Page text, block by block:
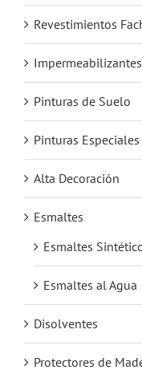
Revestimientos
Impermeabilizantes
Pinturas de Suelo
Pinturas Especiales
Alta Decoración
Esmaltes
Esmaltes
Esmaltes al Agua
Disolventes
Protectores de